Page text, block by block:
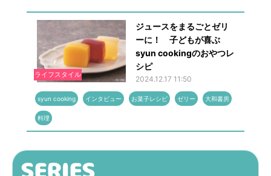
ライフスタイル
ジュースをまるごとゼリ
ーに！ 子どもが喜ぶ
syun cookingのおやつレ
シピ
2024.12.17 11:50
syun cooking インタビュー お菓子レシピ ゼリー 大和書房
料理